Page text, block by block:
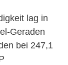
lag in
Geraden
bei 247,1